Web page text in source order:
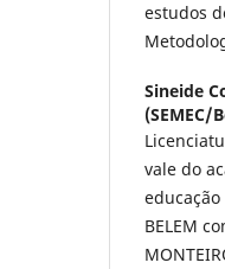
estudos
Sineide
(SEMEC/
vale do
educação
BELEM